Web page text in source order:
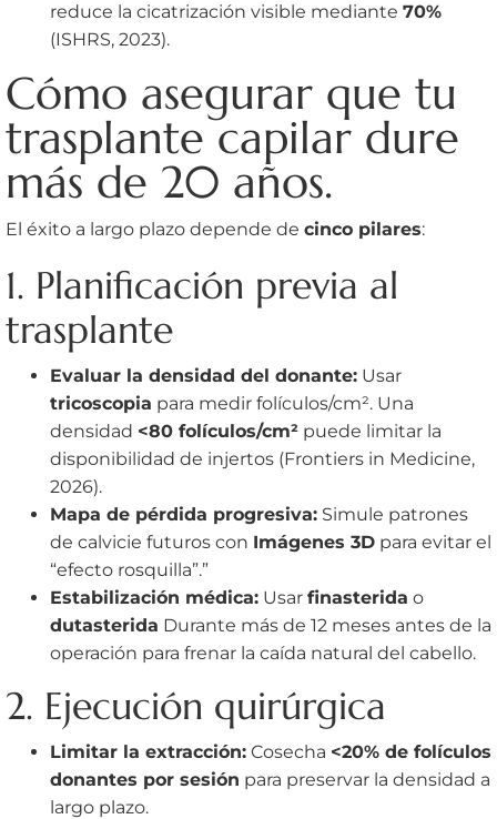
reduce la cicatrización visible mediante 70%
(ISHRS, 2023).
Cómo asegurar que tu
trasplante capilar dure
más de 20 años.
El éxito a largo plazo depende de cinco pilares:
1. Planificación previa al
trasplante
Evaluar la densidad del donante: Usar
tricoscopia para medir folículos/cm². Una
densidad <80 folículos/cm² puede limitar la
disponibilidad de injertos (Frontiers in Medicine,
2026).
Mapa de pérdida progresiva: Simule patrones
de calvicie futuros con Imágenes 3D para evitar el
“efecto rosquilla”.”
Estabilización médica: Usar finasterida o
dutasterida Durante más de 12 meses antes de la
operación para frenar la caída natural del cabello.
2. Ejecución quirúrgica
Limitar la extracción: Cosecha <20% de folículos
donantes por sesión para preservar la densidad a
largo plazo.